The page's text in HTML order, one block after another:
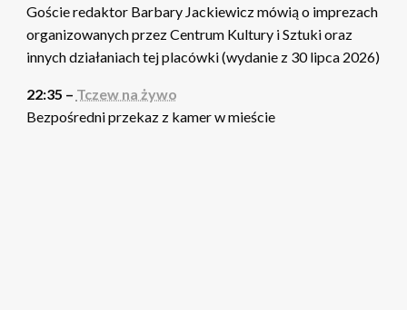
Goście redaktor Barbary Jackiewicz mówią o imprezach
organizowanych przez Centrum Kultury i Sztuki oraz
innych działaniach tej placówki (wydanie z 30 lipca 2026)
22:35 – Tczew na żywo
Bezpośredni przekaz z kamer w mieście